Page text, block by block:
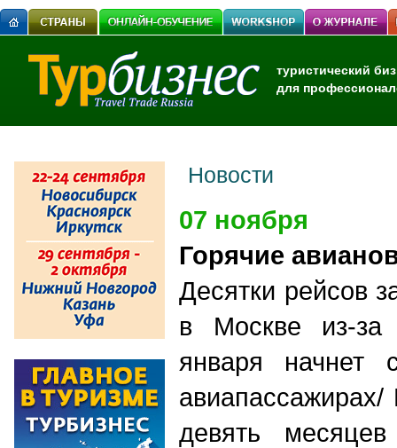
туристический
для
Новости
07 ноября
Горячие
Десятки рейсов
в Москве из-за
января начнет
девять